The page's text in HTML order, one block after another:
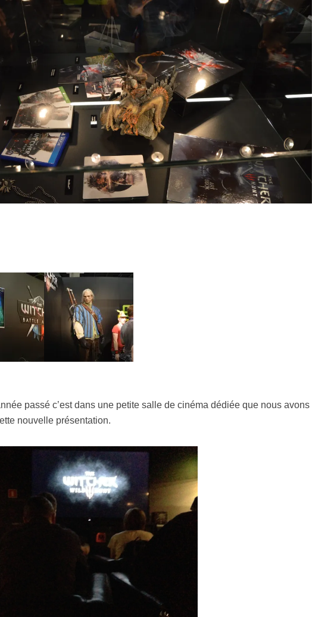
passé c’est dans une petite salle de cinéma dédiée que nous avons
nouvelle présentation.